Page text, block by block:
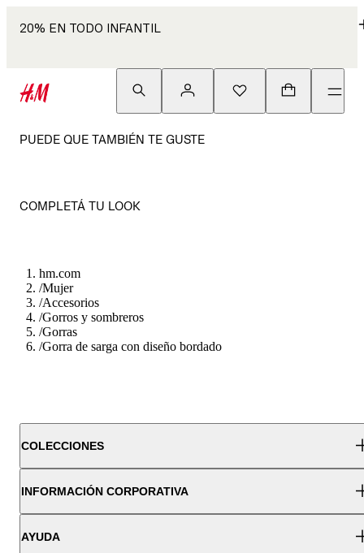
20% EN TODO INFANTIL
PUEDE QUE TAMBIÉN TE GUSTE
COMPLETÁ TU LOOK
hm.com
/Mujer
/Accesorios
/Gorros y sombreros
/Gorras
/Gorra de sarga con diseño bordado
COLECCIONES
INFORMACIÓN CORPORATIVA
AYUDA